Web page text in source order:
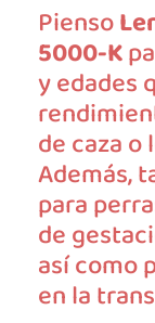
Pienso
5000-K
y edades
de caza
Además,
para
de
así como
en la